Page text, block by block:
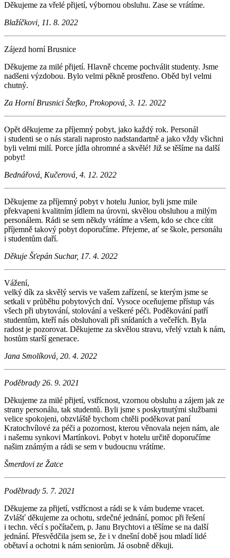
Děkujeme za vřelé přijetí, výbornou obsluhu. Zase se vrátíme.
Blažíčkovi, 11. 8. 2022
Zájezd horní Brusnice
Děkujeme za milé přijetí. Hlavně chceme pochválit studenty. Jsme
nadšeni výzdobou. Bylo velmi pěkně prostřeno. Oběd byl velmi
chutný.
Za Horní Brusnici Štefko, Prokopová, 3. 12. 2022
Opět děkujeme za příjemný pobyt, jako každý rok. Personál
i studenti se o nás starali naprosto nadstandartně a jako vždy všichni
byli velmi milí. Porce jídla ohromné a skvělé! Již se těšíme na další
pobyt!
Bednářová, Kučerová, 4. 12. 2022
Děkujeme za příjemný pobyt v hotelu Junior, byli jsme mile
překvapeni kvalitním jídlem na úrovni, skvělou obsluhou a milým
personálem. Rádi se sem někdy vrátíme a všem, kdo se chce cítit
příjemně takový pobyt doporučíme. Přejeme, ať se škole, personálu
i studentům daří.
Děkuje Šťepán Suchar, 17. 4. 2022
Vážení,
velký dík za skvělý servis ve vašem zařízení, se kterým jsme se
setkali v průběhu pobytových dní. Vysoce oceňujeme přístup vás
všech při ubytování, stolování a veškeré péči. Poděkování patří
studentům, kteří nás obsluhovali při snídaních a večeřích. Byla
radost je pozorovat. Děkujeme za skvělou stravu, vřelý vztah k nám,
hostům starší generace.
Jana Smolíková, 20. 4. 2022
Poděbrady 26. 9. 2021
Děkujeme za milé přijetí, vstřícnost, vzornou obsluhu a zájem jak ze
strany personálu, tak studentů. Byli jsme s poskytnutými službami
velice spokojeni, obzvláště bychom chtěli poděkovat paní
Kratochvílové za péči a pozornost, kterou věnovala nejen nám, ale
i našemu synkovi Martínkovi. Pobyt v hotelu určitě doporučíme
našim známým a rádi se sem v budoucnu vrátíme.
Šmerdovi ze Žatce
Poděbrady 5. 7. 2021
Děkujeme za přijetí, vstřícnost a rádi se k vám budeme vracet.
Zvlášť děkujeme za ochotu, srdečné jednání, pomoc při řešení
i techn. věcí s počítačem, p. Janu Brychtovi a těšíme se na další
jednání. Přesvědčila jsem se, že i v dnešní době jsou mladí lidé
obětaví a ochotni k nám seniorům. Já osobně děkuji.